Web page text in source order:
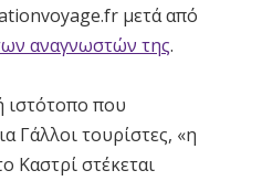
μετά από
αναγνωστών της.
που
Γάλλοι τουρίστες, «η
Καστρί στέκεται